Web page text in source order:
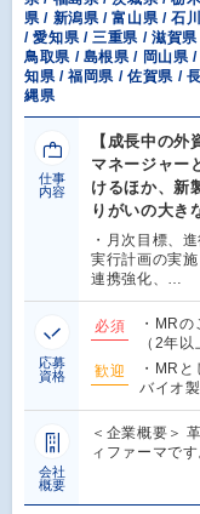
県 / 新潟県 / 富山県 / 石
/ 愛知県 / 三重県 / 滋賀
鳥取県 / 島根県 / 岡山県
知県 / 福岡県 / 佐賀県 /
縄県
仕事
内容
【成長中の
マネージャー
けるほか、新
りがいの大き
・月次目標、
実行計画の実
連携強化、…
応募
資格
必須
・MR
（2年
歓迎
・MR
バイオ
会社
概要
＜企業概要＞
ィファーマで